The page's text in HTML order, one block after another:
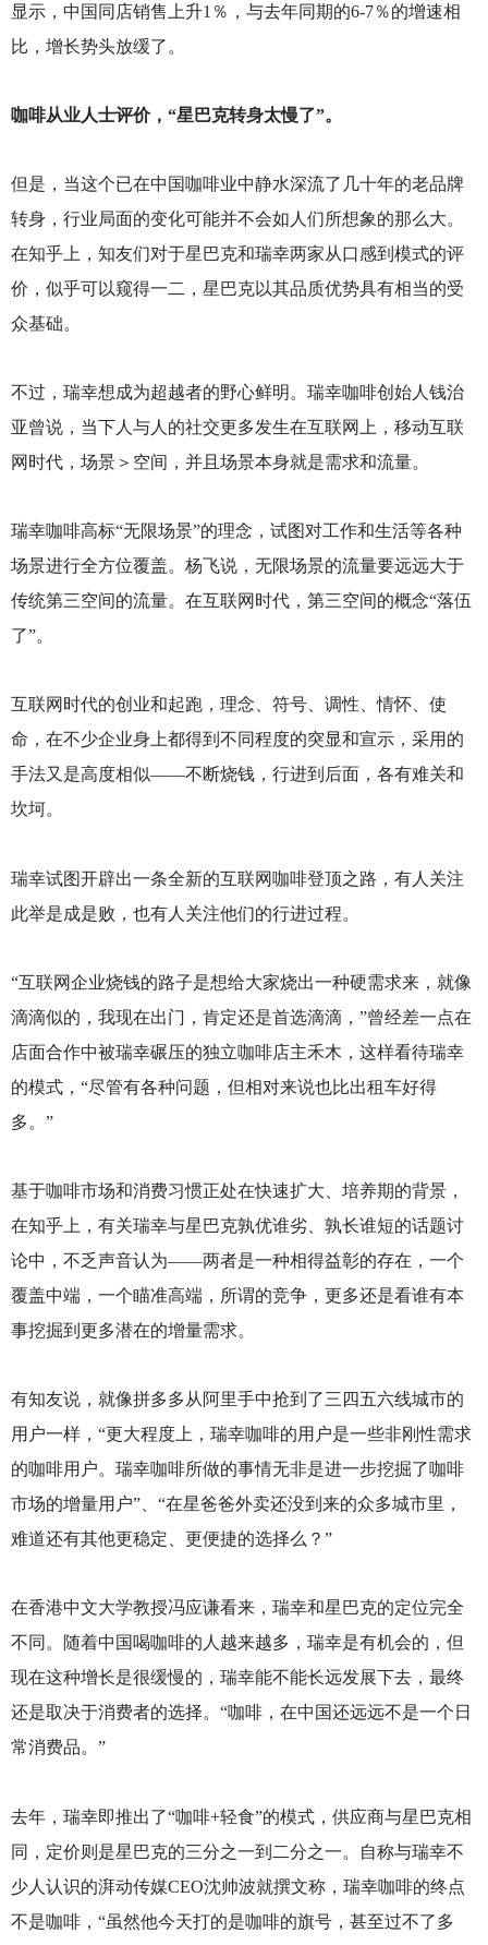
显示，中国同店销售上升1％，与去年同期的6-7％的增速相
比，增长势头放缓了。
咖啡从业人士评价，“星巴克转身太慢了”。
但是，当这个已在中国咖啡业中静水深流了几十年的老品牌
转身，行业局面的变化可能并不会如人们所想象的那么大。
在知乎上，知友们对于星巴克和瑞幸两家从口感到模式的评
价，似乎可以窥得一二，星巴克以其品质优势具有相当的受
众基础。
不过，瑞幸想成为超越者的野心鲜明。瑞幸咖啡创始人钱治
亚曾说，当下人与人的社交更多发生在互联网上，移动互联
网时代，场景＞空间，并且场景本身就是需求和流量。
瑞幸咖啡高标“无限场景”的理念，试图对工作和生活等各种
场景进行全方位覆盖。杨飞说，无限场景的流量要远远大于
传统第三空间的流量。在互联网时代，第三空间的概念“落伍
了”。
互联网时代的创业和起跑，理念、符号、调性、情怀、使
命，在不少企业身上都得到不同程度的突显和宣示，采用的
手法又是高度相似——不断烧钱，行进到后面，各有难关和
坎坷。
瑞幸试图开辟出一条全新的互联网咖啡登顶之路，有人关注
此举是成是败，也有人关注他们的行进过程。
“互联网企业烧钱的路子是想给大家烧出一种硬需求来，就像
滴滴似的，我现在出门，肯定还是首选滴滴，”曾经差一点在
店面合作中被瑞幸碾压的独立咖啡店主禾木，这样看待瑞幸
的模式，“尽管有各种问题，但相对来说也比出租车好得
多。”
基于咖啡市场和消费习惯正处在快速扩大、培养期的背景，
在知乎上，有关瑞幸与星巴克孰优谁劣、孰长谁短的话题讨
论中，不乏声音认为——两者是一种相得益彰的存在，一个
覆盖中端，一个瞄准高端，所谓的竞争，更多还是看谁有本
事挖掘到更多潜在的增量需求。
有知友说，就像拼多多从阿里手中抢到了三四五六线城市的
用户一样，“更大程度上，瑞幸咖啡的用户是一些非刚性需求
的咖啡用户。瑞幸咖啡所做的事情无非是进一步挖掘了咖啡
市场的增量用户”、“在星爸爸外卖还没到来的众多城市里，
难道还有其他更稳定、更便捷的选择么？”
在香港中文大学教授冯应谦看来，瑞幸和星巴克的定位完全
不同。随着中国喝咖啡的人越来越多，瑞幸是有机会的，但
现在这种增长是很缓慢的，瑞幸能不能长远发展下去，最终
还是取决于消费者的选择。“咖啡，在中国还远远不是一个日
常消费品。”
去年，瑞幸即推出了“咖啡+轻食”的模式，供应商与星巴克相
同，定价则是星巴克的三分之一到二分之一。自称与瑞幸不
少人认识的湃动传媒CEO沈帅波就撰文称，瑞幸咖啡的终点
不是咖啡，“虽然他今天打的是咖啡的旗号，甚至过不了多